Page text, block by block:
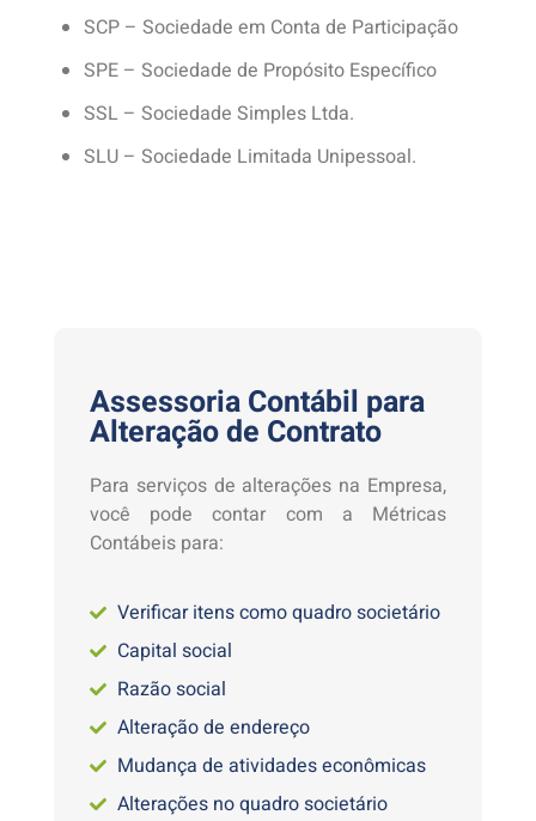
SCP – Sociedade em Conta de Participação
SPE – Sociedade de Propósito Específico
SSL – Sociedade Simples Ltda.
SLU – Sociedade Limitada Unipessoal.
Assessoria Contábil para
Alteração de Contrato
Para serviços de alterações na Empresa,
você pode contar com a Métricas
Contábeis para:
Verificar itens como quadro societário
Capital social
Razão social
Alteração de endereço
Mudança de atividades econômicas
Alterações no quadro societário